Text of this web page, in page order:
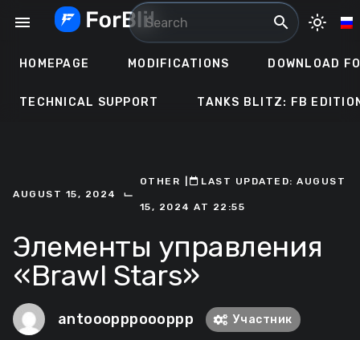
menu search light_mode
HOMEPAGE MODIFICATIONS DOWNLOAD
TECHNICAL SUPPORT TANKS BLITZ: FB
AUGUST 15, 2024 ⌙
OTHER ㅤLAST UPDATED: AUGUST
15, 2024 AT 22:55
Элементы управления
«Brawl Stars»
antooopppoooppp Участник